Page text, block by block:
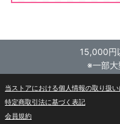
15,000円
※一部大
当ストアにおける個人情報の取り扱
特定商取引法に基づく表記
会員規約